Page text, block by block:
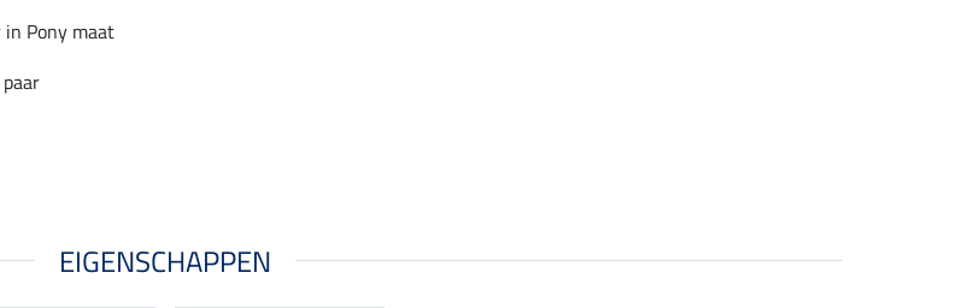
Pony maat
EIGENSCHAPPEN